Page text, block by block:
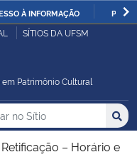
À INFORMAÇÃO
SÍTIOS DA UFSM
Patrimônio Cultural
no no Sítio
Retificação – Horário e